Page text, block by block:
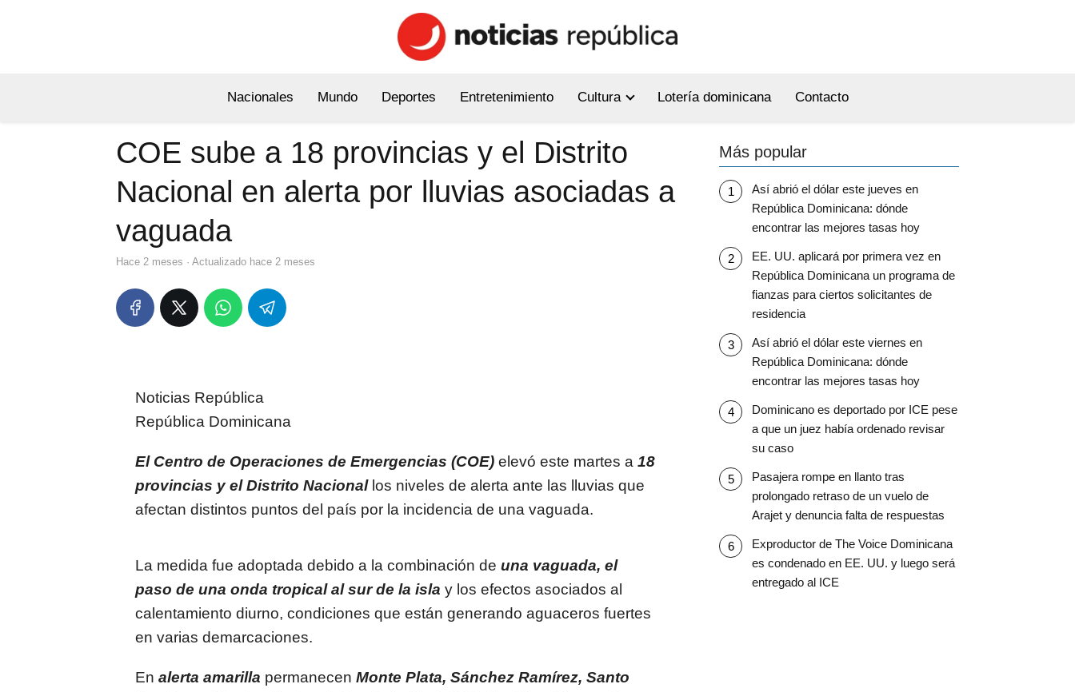
Nacionales Mundo Deportes Entretenimiento Cultura Lotería dominicana Contacto
COE sube a 18 provincias y el Distrito
Nacional en alerta por lluvias asociadas a
vaguada
hace 2 meses · Actualizado hace 2 meses
Noticias República
República Dominicana
El Centro de Operaciones de Emergencias (COE) elevó este martes a 18
provincias y el Distrito Nacionallos niveles de alerta ante las lluvias que
afectan distintos puntos del país por la incidencia de una vaguada.
La medida fue adoptada debido a la combinación de una vaguada, el
paso de una onda tropical al sur de la isla y los efectos asociados al
calentamiento diurno, condiciones que están generando aguaceros fuertes
en varias demarcaciones.
En alerta amarilla permanecen Monte Plata, Sánchez Ramírez, Santo
Más popular
Así abrió el dólar este jueves en
República Dominicana: dónde
encontrar las mejores tasas hoy
EE. UU. aplicará por primera vez en
República Dominicana un programa de
fianzas para ciertos solicitantes de
residencia
Así abrió el dólar este viernes en
República Dominicana: dónde
encontrar las mejores tasas hoy
Dominicano es deportado por ICE pese
a que un juez había ordenado revisar
su caso
Pasajera rompe en llanto tras
prolongado retraso de un vuelo de
Arajet y denuncia falta de respuestas
Exproductor de The Voice Dominicana
es condenado en EE. UU. y luego será
entregado al ICE